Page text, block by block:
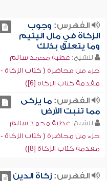
الفهرس: وجوب
الزكاة في مال اليتيم
وما يتعلق بذلك
للشيخ: عطية محمد سالم
جزء من محاضرة ( كتاب الزكاة -
مقدمة كتاب الزكاة [6])
الفهرس:ما يزكى
مما تنبت الأرض
للشيخ: عطية محمد سالم
جزء من محاضرة ( كتاب الزكاة -
مقدمة كتاب الزكاة [8])
الفهرس:زكاة الدين